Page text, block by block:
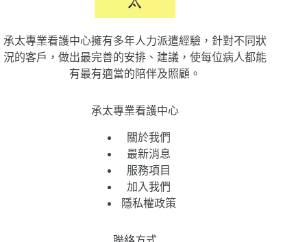
承太專業看護中心擁有多年人力派遣經驗，針對不同狀
況的客戶，做出最完善的安排、建議，使每位病人都能
有最有適當的陪伴及照顧。
承太專業看護中心
關於我們
最新消息
服務項目
加入我們
隱私權政策